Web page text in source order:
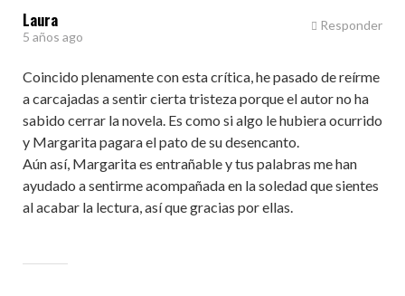
Laura
5 años ago
Coincido plenamente con esta crítica, he pasado de reírme
a carcajadas a sentir cierta tristeza porque el autor no ha
sabido cerrar la novela. Es como si algo le hubiera ocurrido
y Margarita pagara el pato de su desencanto.
Aún así, Margarita es entrañable y tus palabras me han
ayudado a sentirme acompañada en la soledad que sientes
al acabar la lectura, así que gracias por ellas.
Responder